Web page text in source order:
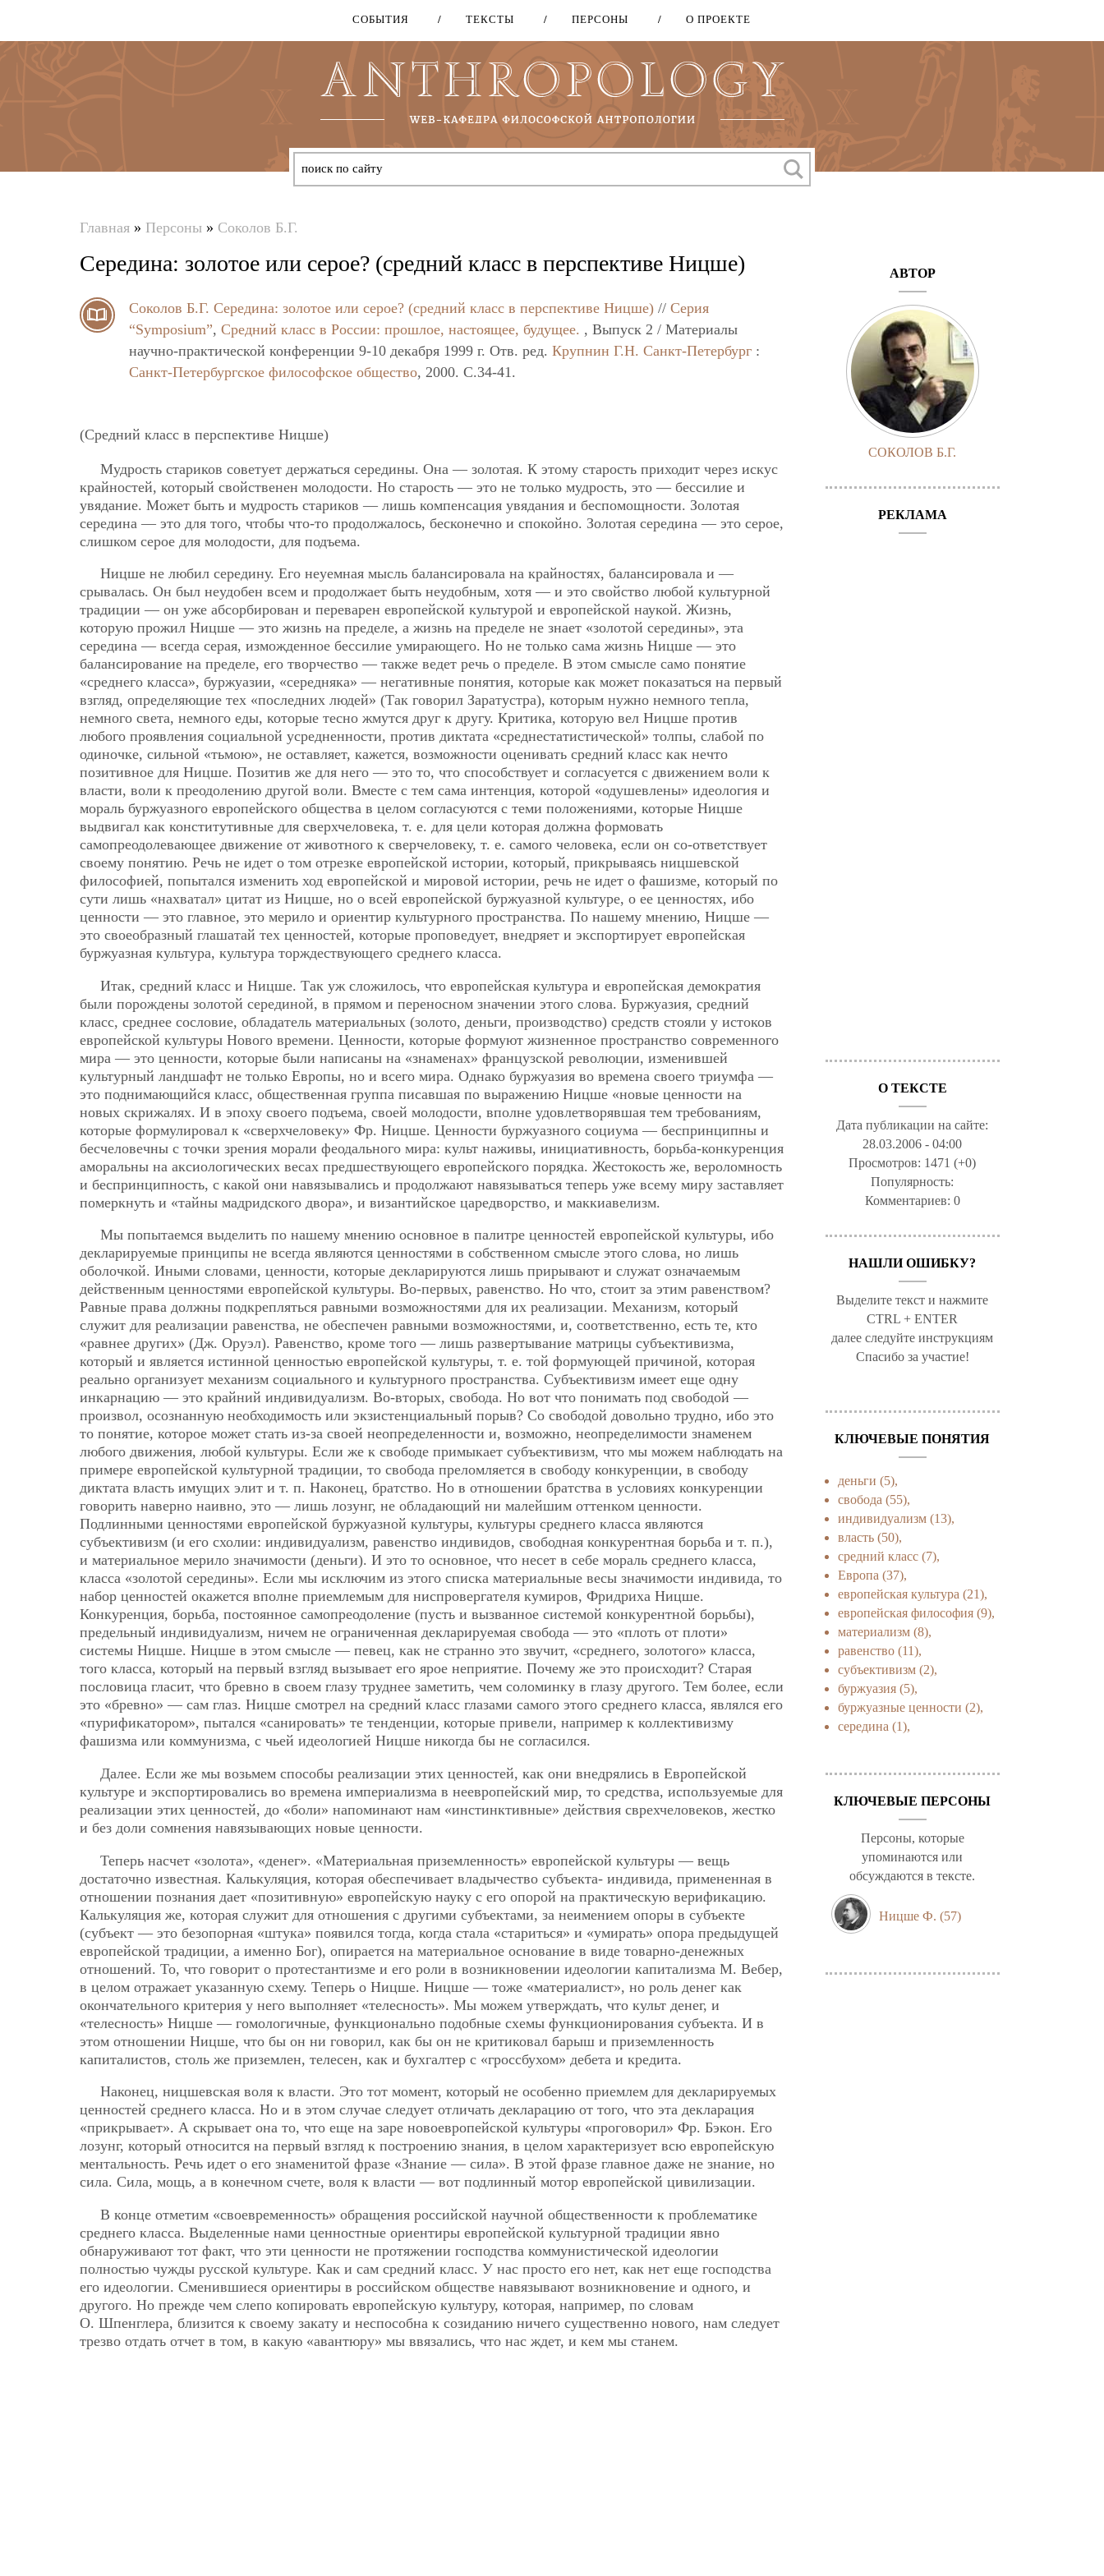
Перейти
основному
содержанию
СОБЫТИЯ ТЕКСТЫ ПЕРСОНЫ О ПРОЕКТЕ
здесь
Главная » Персоны » Соколов Б.Г.
Середина: золотое или серое? (средний класс в перспективе Ницше)
Соколов Б.Г. Середина: золотое или серое? (средний класс в перспективе Ницше) // Серия
“Symposium”, Средний класс в России: прошлое, настоящее, будущее. , Выпуск 2 / Материалы
научно-практической конференции 9-10 декабря 1999 г. Отв. ред. Крупнин Г.Н. Санкт-Петербург :
Санкт-Петербургское философское общество, 2000. C.34-41.
(Средний класс в перспективе Ницше)
Мудрость стариков советует держаться середины. Она — золотая. К этому старость приходит через искус
крайностей, который свойственен молодости. Но старость — это не только мудрость, это — бессилие и
увядание. Может быть и мудрость стариков — лишь компенсация увядания и беспомощности. Золотая
середина — это для того, чтобы что-то продолжалось, бесконечно и спокойно. Золотая середина — это серое,
слишком серое для молодости, для подъема.
Ницше не любил середину. Его неуемная мысль балансировала на крайностях, балансировала и —
срывалась. Он был неудобен всем и продолжает быть неудобным, хотя — и это свойство любой культурной
традиции — он уже абсорбирован и переварен европейской культурой и европейской наукой. Жизнь,
которую прожил Ницше — это жизнь на пределе, а жизнь на пределе не знает «золотой середины», эта
середина — всегда серая, изможденное бессилие умирающего. Но не только сама жизнь Ницше — это
балансирование на пределе, его творчество — также ведет речь о пределе. В этом смысле само понятие
«среднего класса», буржуазии, «середняка» — негативные понятия, которые как может показаться на первый
взгляд, определяющие тех «последних людей» (Так говорил Заратустра), которым нужно немного тепла,
немного света, немного еды, которые тесно жмутся друг к другу. Критика, которую вел Ницше против
любого проявления социальной усредненности, против диктата «среднестатистической» толпы, слабой по
одиночке, сильной «тьмою», не оставляет, кажется, возможности оценивать средний класс как нечто
позитивное для Ницше. Позитив же для него — это то, что способствует и согласуется с движением воли к
власти, воли к преодолению другой воли. Вместе с тем сама интенция, которой «одушевлены» идеология и
мораль буржуазного европейского общества в целом согласуются с теми положениями, которые Ницше
выдвигал как конститутивные для сверхчеловека, т. е. для цели которая должна формовать
самопреодолевающее движение от животного к сверчеловеку, т. е. самого человека, если он со-ответствует
своему понятию. Речь не идет о том отрезке европейской истории, который, прикрываясь ницшевской
философией, попытался изменить ход европейской и мировой истории, речь не идет о фашизме, который по
сути лишь «нахватал» цитат из Ницше, но о всей европейской буржуазной культуре, о ее ценностях, ибо
ценности — это главное, это мерило и ориентир культурного пространства. По нашему мнению, Ницше —
это своеобразный глашатай тех ценностей, которые проповедует, внедряет и экспортирует европейская
буржуазная культура, культура торждествующего среднего класса.
Итак, средний класс и Ницше. Так уж сложилось, что европейская культура и европейская демократия
были порождены золотой серединой, в прямом и переносном значении этого слова. Буржуазия, средний
класс, среднее сословие, обладатель материальных (золото, деньги, производство) средств стояли у истоков
европейской культуры Нового времени. Ценности, которые формуют жизненное пространство современного
мира — это ценности, которые были написаны на «знаменах» французской революции, изменившей
культурный ландшафт не только Европы, но и всего мира. Однако буржуазия во времена своего триумфа —
это поднимающийся класс, общественная группа писавшая по выражению Ницше «новые ценности на
новых скрижалях. И в эпоху своего подъема, своей молодости, вполне удовлетворявшая тем требованиям,
которые формулировал к «сверхчеловеку» Фр. Ницше. Ценности буржуазного социума — беспринципны и
бесчеловечны с точки зрения морали феодального мира: культ наживы, инициативность, борьба-конкуренция
аморальны на аксиологических весах предшествующего европейского порядка. Жестокость же, вероломность
и беспринципность, с какой они навязывались и продолжают навязываться теперь уже всему миру заставляет
померкнуть и «тайны мадридского двора», и византийское царедворство, и маккиавелизм.
Мы попытаемся выделить по нашему мнению основное в палитре ценностей европейской культуры, ибо
декларируемые принципы не всегда являются ценностями в собственном смысле этого слова, но лишь
оболочкой. Иными словами, ценности, которые декларируются лишь прирывают и служат означаемым
действенным ценностями европейской культуры. Во-первых, равенство. Но что, стоит за этим равенством?
Равные права должны подкрепляться равными возможностями для их реализации. Механизм, который
служит для реализации равенства, не обеспечен равными возможностями, и, соответственно, есть те, кто
«равнее других» (Дж. Оруэл). Равенство, кроме того — лишь развертывание матрицы субъективизма,
который и является истинной ценностью европейской культуры, т. е. той формующей причиной, которая
реально организует механизм социального и культурного пространства. Субъективизм имеет еще одну
инкарнацию — это крайний индивидуализм. Во-вторых, свобода. Но вот что понимать под свободой —
произвол, осознанную необходимость или экзистенциальный порыв? Со свободой довольно трудно, ибо это
то понятие, которое может стать из-за своей неопределенности и, возможно, неопределимости знаменем
любого движения, любой культуры. Если же к свободе примыкает субъективизм, что мы можем наблюдать на
примере европейской культурной традиции, то свобода преломляется в свободу конкуренции, в свободу
диктата власть имущих элит и т. п. Наконец, братство. Но в отношении братства в условиях конкуренции
говорить наверно наивно, это — лишь лозунг, не обладающий ни малейшим оттенком ценности.
Подлинными ценностями европейской буржуазной культуры, культуры среднего класса являются
субъективизм (и его схолии: индивидуализм, равенство индивидов, свободная конкурентная борьба и т. п.),
и материальное мерило значимости (деньги). И это то основное, что несет в себе мораль среднего класса,
класса «золотой середины». Если мы исключим из этого списка материальные весы значимости индивида, то
набор ценностей окажется вполне приемлемым для ниспровергателя кумиров, Фридриха Ницше.
Конкуренция, борьба, постоянное самопреодоление (пусть и вызванное системой конкурентной борьбы),
предельный индивидуализм, ничем не ограниченная декларируемая свобода — это «плоть от плоти»
системы Ницше. Ницше в этом смысле — певец, как не странно это звучит, «среднего, золотого» класса,
того класса, который на первый взгляд вызывает его ярое неприятие. Почему же это происходит? Старая
пословица гласит, что бревно в своем глазу труднее заметить, чем соломинку в глазу другого. Тем более, если
это «бревно» — сам глаз. Ницше смотрел на средний класс глазами самого этого среднего класса, являлся его
«пурификатором», пытался «санировать» те тенденции, которые привели, например к коллективизму
фашизма или коммунизма, с чьей идеологией Ницше никогда бы не согласился.
Далее. Если же мы возьмем способы реализации этих ценностей, как они внедрялись в Европейской
культуре и экспортировались во времена империализма в неевропейский мир, то средства, используемые для
реализации этих ценностей, до «боли» напоминают нам «инстинктивные» действия сврехчеловеков, жестко
и без доли сомнения навязывающих новые ценности.
Теперь насчет «золота», «денег». «Материальная приземленность» европейской культуры — вещь
достаточно известная. Калькуляция, которая обеспечивает владычество субъекта- индивида, примененная в
отношении познания дает «позитивную» европейскую науку с его опорой на практическую верификацию.
Калькуляция же, которая служит для отношения с другими субъектами, за неимением опоры в субъекте
(субъект — это безопорная «штука» появился тогда, когда стала «стариться» и «умирать» опора предыдущей
европейской традиции, а именно Бог), опирается на материальное основание в виде товарно-денежных
отношений. То, что говорит о протестантизме и его роли в возникновении идеологии капитализма М. Вебер,
в целом отражает указанную схему. Теперь о Ницше. Ницше — тоже «материалист», но роль денег как
окончательного критерия у него выполняет «телесность». Мы можем утверждать, что культ денег, и
«телесность» Ницше — гомологичные, функционально подобные схемы функционирования субъекта. И в
этом отношении Ницше, что бы он ни говорил, как бы он не критиковал барыш и приземленность
капиталистов, столь же приземлен, телесен, как и бухгалтер с «гроссбухом» дебета и кредита.
Наконец, ницшевская воля к власти. Это тот момент, который не особенно приемлем для декларируемых
ценностей среднего класса. Но и в этом случае следует отличать декларацию от того, что эта декларация
«прикрывает». А скрывает она то, что еще на заре новоевропейской культуры «проговорил» Фр. Бэкон. Его
лозунг, который относится на первый взгляд к построению знания, в целом характеризует всю европейскую
ментальность. Речь идет о его знаменитой фразе «Знание — сила». В этой фразе главное даже не знание, но
сила. Сила, мощь, а в конечном счете, воля к власти — вот подлинный мотор европейской цивилизации.
В конце отметим «своевременность» обращения российской научной общественности к проблематике
среднего класса. Выделенные нами ценностные ориентиры европейской культурной традиции явно
обнаруживают тот факт, что эти ценности не протяжении господства коммунистической идеологии
полностью чужды русской культуре. Как и сам средний класс. У нас просто его нет, как нет еще господства
его идеологии. Сменившиеся ориентиры в российском обществе навязывают возникновение и одного, и
другого. Но прежде чем слепо копировать европейскую культуру, которая, например, по словам
О. Шпенглера, близится к своему закату и неспособна к созиданию ничего существенно нового, нам следует
трезво отдать отчет в том, в какую «авантюру» мы ввязались, что нас ждет, и кем мы станем.
АВТОР
СОКОЛОВ Б.Г.
РЕКЛАМА
О ТЕКСТЕ
Дата публикации на сайте:
28.03.2006 - 04:00
Просмотров: 1471 (+0)
Популярность:
Комментариев: 0
НАШЛИ ОШИБКУ?
Выделите текст и нажмите
CTRL + ENTER
далее следуйте инструкциям
Спасибо за участие!
КЛЮЧЕВЫЕ ПОНЯТИЯ
деньги (5),
свобода (55),
индивидуализм (13),
власть (50),
средний класс (7),
Европа (37),
европейская культура (21),
европейская философия (9),
материализм (8),
равенство (11),
субъективизм (2),
буржуазия (5),
буржуазные ценности (2),
середина (1),
КЛЮЧЕВЫЕ ПЕРСОНЫ
Персоны, которые
упоминаются или
обсуждаются в тексте.
Ницше Ф. (57)